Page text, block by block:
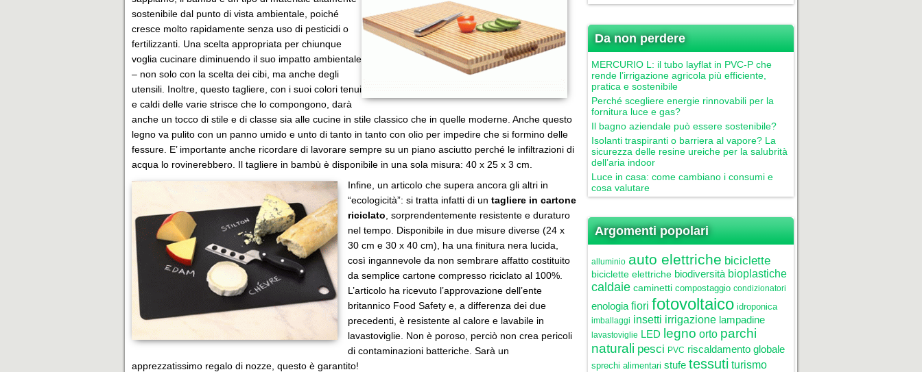
sostenibile dal punto di vista ambientale, poiché
cresce molto rapidamente senza uso di pesticidi o
fertilizzanti. Una scelta appropriata per chiunque
voglia cucinare diminuendo il suo impatto ambientale
– non solo con la scelta dei cibi, ma anche degli
utensili. Inoltre, questo tagliere, con i suoi colori tenui
e caldi delle varie strisce che lo compongono, darà
anche un tocco di stile e di classe sia alle cucine in stile classico che in quelle moderne. Anche questo
legno va pulito con un panno umido e unto di tanto in tanto con olio per impedire che si formino delle
fessure. E’ importante anche ricordare di lavorare sempre su un piano asciutto perché le infiltrazioni di
acqua lo rovinerebbero. Il tagliere in bambù è disponibile in una sola misura: 40 x 25 x 3 cm.
Infine, un articolo che supera ancora gli altri in
“ecologicità”: si tratta infatti di un tagliere in cartone
riciclato , sorprendentemente resistente e duraturo
nel tempo. Disponibile in due misure diverse (24 x
30 cm e 30 x 40 cm), ha una finitura nera lucida,
così ingannevole da non sembrare affatto costituito
da semplice cartone compresso riciclato al 100%.
L’articolo ha ricevuto l’approvazione dell’ente
britannico Food Safety e, a differenza dei due
precedenti, è resistente al calore e lavabile in
lavastoviglie. Non è poroso, perciò non crea pericoli
di contaminazioni batteriche. Sarà un
apprezzatissimo regalo di nozze, questo è garantito!
Da non perdere
MERCURIO L: il tubo layflat in PVC-P che
rende l’irrigazione agricola più efficiente,
pratica e sostenibile
Perché scegliere energie rinnovabili per la
fornitura luce e gas?
Il bagno aziendale può essere sostenibile?
Isolanti traspiranti o barriera al vapore? La
sicurezza delle resine ureiche per la salubrità
dell’aria indoor
Luce in casa: come cambiano i consumi e
cosa valutare
Argomenti popolari
alluminio auto elettriche biciclette
biciclette elettriche biodiversità bioplastiche
caldaie caminetti compostaggio condizionatori
enologia fiori fotovoltaico idroponica
imballaggi insetti irrigazione lampadine
lavastoviglie LED legno orto parchi
naturali pesci PVC riscaldamento globale
sprechi alimentari stufe tessuti turismo